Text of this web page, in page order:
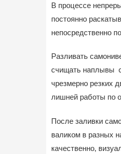
В процессе
постоянно
непосредственно
Разливать
счищать наплывы
чрезмерно резких
лишней работы по
После заливки
валиком в разных
качественно,